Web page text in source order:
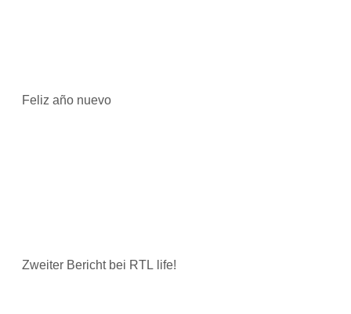
Feliz año nuevo
Zweiter Bericht bei RTL life!